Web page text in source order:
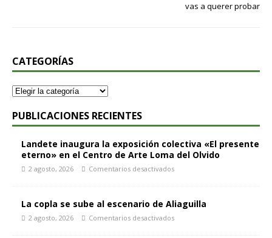
vas a querer probar
CATEGORÍAS
PUBLICACIONES RECIENTES
Landete inaugura la exposición colectiva «El presente
eterno» en el Centro de Arte Loma del Olvido
2 agosto, 2026 Comentarios desactivados
La copla se sube al escenario de Aliaguilla
2 agosto, 2026 Comentarios desactivados